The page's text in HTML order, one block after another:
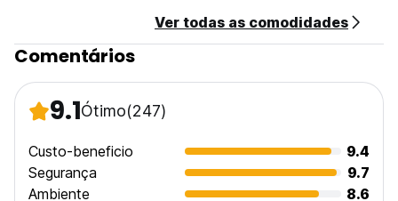
guitarra e cante a sua canção preferida.
Depois de um longo dia, basta verificar as suas redes
sociais na cama, onde há Wi-Fi gratuito e uma porta de
Depois, vá para a cama para mais um dia de aventura.
(Auto-translated from original language)
Ver todas as comodidades
Comentários
9.1Ótimo(247)
Custo-beneficio
9.4
Segurança
9.7
Ambiente
8.6